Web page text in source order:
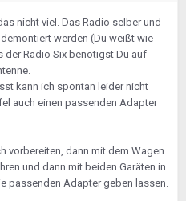
nicht viel. Das Radio selber und
werden (Du weißt wie
Radio Six benötigst Du auf
kann ich spontan leider nicht
auch einen passenden Adapter
vorbereiten, dann mit dem Wagen
und dann mit beiden Garäten in
passenden Adapter geben lassen.